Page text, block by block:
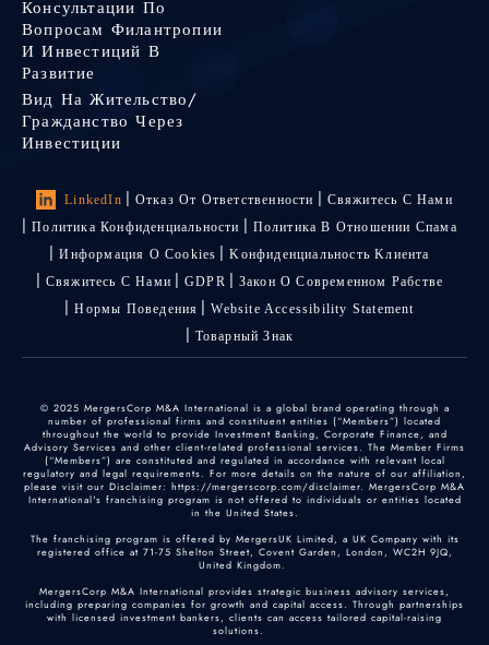
Консультации По
Вопросам Филантропии
И Инвестиций В
Развитие
Вид На Жительство/
Гражданство Через
Инвестиции
LinkedIn Отказ От Ответственности
Свяжитесь С Нами
Политика Конфиденциальности
Политика В Отношении Спама
Информация О Cookies
Kонфиденциальность Kлиента
Свяжитесь С Нами
GDPR
Закон О Современном Рабстве
Нормы Поведения
Website Accessibility Statement
Товарный Знак
© 2025 MergersCorp M&A International is a global brand operating through a
number of professional firms and constituent entities (“Members”) located
throughout the world to provide Investment Banking, Corporate Finance, and
Advisory Services and other client-related professional services. The Member Firms
(“Members”) are constituted and regulated in accordance with relevant local
regulatory and legal requirements. For more details on the nature of our affiliation,
please visit our Disclaimer: https://mergerscorp.com/disclaimer. MergersCorp M&A
International's franchising program is not offered to individuals or entities located
in the United States.
The franchising program is offered by MergersUK Limited, a UK Company with its
registered office at 71-75 Shelton Street, Covent Garden, London, WC2H 9JQ,
United Kingdom.
MergersCorp M&A International provides strategic business advisory services,
including preparing companies for growth and capital access. Through partnerships
with licensed investment bankers, clients can access tailored capital-raising
solutions.